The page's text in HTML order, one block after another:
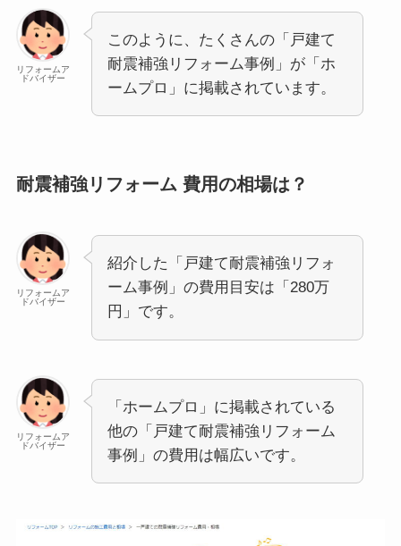
リフォームア
ドバイザー
このように、たくさんの「戸建て
耐震補強リフォーム事例」が「ホ
ームプロ」に掲載されています。
耐震補強リフォーム 費用の相場は？
リフォームア
ドバイザー
紹介した「戸建て耐震補強リフォ
ーム事例」の費用目安は「280万
円」です。
リフォームア
ドバイザー
「ホームプロ」に掲載されている
他の「戸建て耐震補強リフォーム
事例」の費用は幅広いです。